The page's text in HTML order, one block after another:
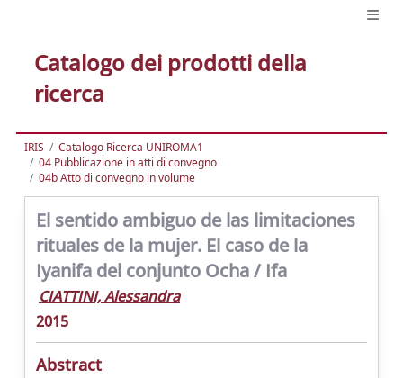
Catalogo dei prodotti della
ricerca
IRIS
Catalogo Ricerca UNIROMA1
04 Pubblicazione in atti di convegno
04b Atto di convegno in volume
El sentido ambiguo de las limitaciones
rituales de la mujer. El caso de la
Iyanifa del conjunto Ocha / Ifa
CIATTINI, Alessandra
2015
Abstract